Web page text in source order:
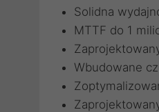
Solidna
MTTF do 1
Wbudowane